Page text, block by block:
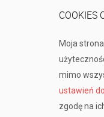
COOKIES
Moja
mimo
ustawień
zgodę na